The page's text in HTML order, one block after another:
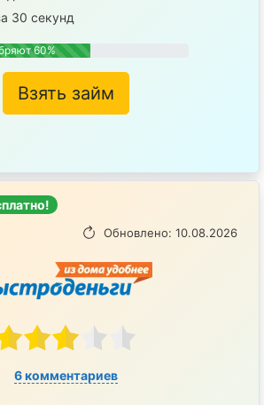
30 секунд
60%
Взять займ
Обновлено: 10.08.2026
6 комментариев